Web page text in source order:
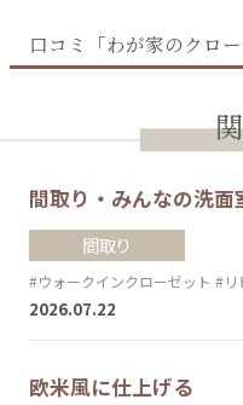
口コミ「わが家のクロ
間取り・みんなの洗
間取り
#ウォークインクローゼット #リ
2026.07.22
欧米風に仕上げる